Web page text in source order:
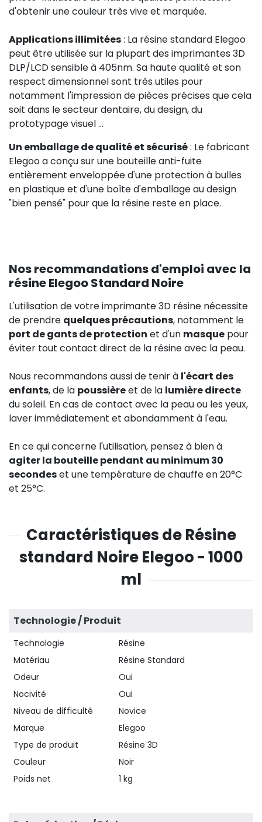
d'obtenir une couleur très vive et marquée.
Applications illimitées: La résine standard Elegoo
peut être utilisée sur la plupart des imprimantes 3D
DLP/LCD sensible à 405nm. Sa haute qualité et son
respect dimensionnel sont très utiles pour
notamment l'impression de pièces précises que cela
soit dans le secteur dentaire, du design, du
prototypage visuel ...
Un emballage de qualité et sécurisé: Le fabricant
Elegoo a conçu sur une bouteille anti-fuite
entièrement enveloppée d'une protection à bulles
en plastique et d'une boîte d'emballage au design
"bien pensé" pour que la résine reste en place.
Nos recommandations d'emploi avec la
résine Elegoo Standard Noire
L'utilisation de votre imprimante 3D résine nécessite
de prendre quelques précautions, notamment le
port de gants de protection et d'un masque pour
éviter tout contact direct de la résine avec la peau.
Nous recommandons aussi de tenir à l'écart des
enfants, de la poussièreet de la lumière directe
du soleil. En cas de contact avec la peau ou les yeux,
laver immédiatement et abondamment à l'eau.
En ce qui concerne l'utilisation, pensez à bien à
agiter la bouteille pendant au minimum 30
secondeset une température de chauffe en 20°C
et 25°C.
Caractéristiques de Résine
standard Noire Elegoo - 1000
ml
Technologie / Produit
Technologie
Résine
Matériau
Résine Standard
Odeur
Oui
Nocivité
Oui
Niveau de difficulté
Novice
Marque
Elegoo
Type de produit
Résine 3D
Couleur
Noir
Poids net
1 kg